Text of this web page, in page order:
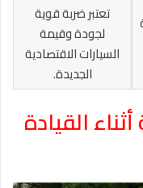
تعتبر ضربة قوية
لجودة وقيمة
السيارات الاقتصادية
الجديدة.
القيادة